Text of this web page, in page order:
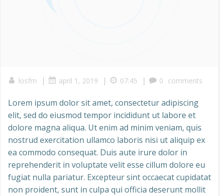
losfm | april 1, 2019 | 07:45 | 0 comments
Lorem ipsum dolor sit amet, consectetur adipiscing
elit, sed do eiusmod tempor incididunt ut labore et
dolore magna aliqua. Ut enim ad minim veniam, quis
nostrud exercitation ullamco laboris nisi ut aliquip ex
ea commodo consequat. Duis aute irure dolor in
reprehenderit in voluptate velit esse cillum dolore eu
fugiat nulla pariatur. Excepteur sint occaecat cupidatat
non proident, sunt in culpa qui officia deserunt mollit